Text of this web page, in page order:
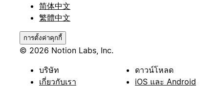
简体中文
繁體中文
การตั้งค่าคุกกี้
© 2026 Notion Labs, Inc.
บริษัท
เกี่ยวกับเรา
ดาวน์โหลด
iOS และ Android